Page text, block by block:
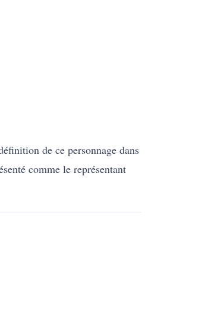
de ce personnage dans
comme le représentant